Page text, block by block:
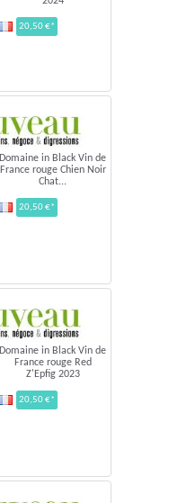
20,50 €*
Domaine in Black Vin de
France rouge Chien Noir
Chat...
20,50 €*
Domaine in Black Vin de
France rouge Red
Z'Epfig 2023
20,50 €*